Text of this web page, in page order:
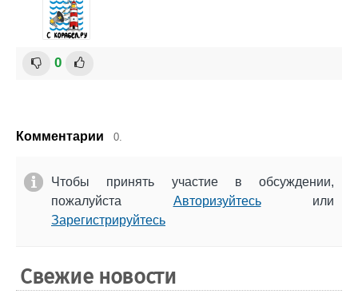
0
Комментарии 0.
Чтобы принять участие в обсуждении,
пожалуйста Авторизуйтесьили
Зарегистрируйтесь
Свежие новости